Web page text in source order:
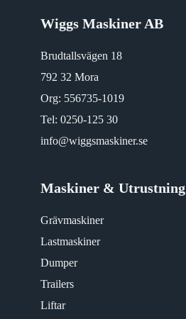
Wiggs Maskiner AB
Brudtallsvägen 18
792 32 Mora
Org: 556735-1019
Tel: 0250-125 30
info@wiggsmaskiner.se
Maskiner & Utrustning
Grävmaskiner
Lastmaskiner
Dumper
Trailers
Liftar